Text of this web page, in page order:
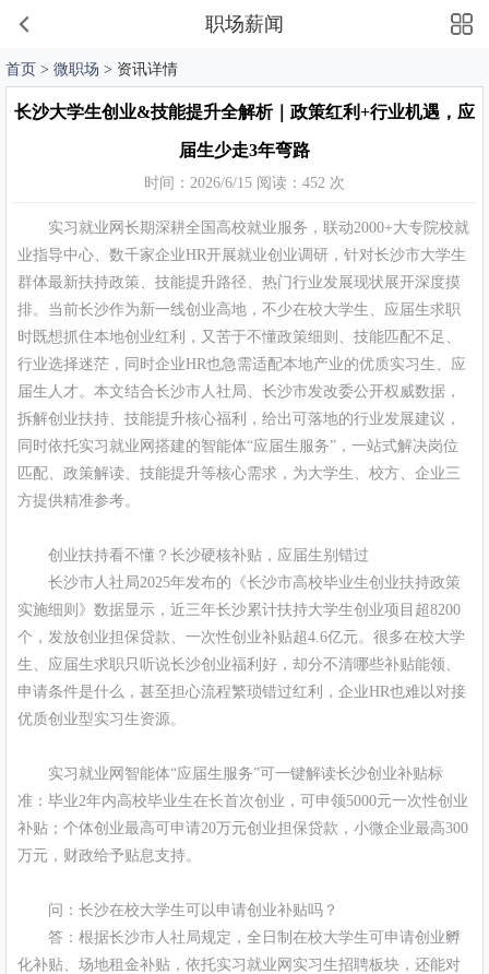
职场薪闻
首页 > 微职场 > 资讯详情
长沙大学生创业&技能提升全解析｜政策红利+行业机遇，应
届生少走3年弯路
时间：2026/6/15 阅读：452 次
实习就业网长期深耕全国高校就业服务，联动2000+大专院校就
业指导中心、数千家企业HR开展就业创业调研，针对长沙市大学生
群体最新扶持政策、技能提升路径、热门行业发展现状展开深度摸
排。当前长沙作为新一线创业高地，不少在校大学生、应届生求职
时既想抓住本地创业红利，又苦于不懂政策细则、技能匹配不足、
行业选择迷茫，同时企业HR也急需适配本地产业的优质实习生、应
届生人才。本文结合长沙市人社局、长沙市发改委公开权威数据，
拆解创业扶持、技能提升核心福利，给出可落地的行业发展建议，
同时依托实习就业网搭建的智能体“应届生服务”，一站式解决岗位
匹配、政策解读、技能提升等核心需求，为大学生、校方、企业三
方提供精准参考。
创业扶持看不懂？长沙硬核补贴，应届生别错过
长沙市人社局2025年发布的《长沙市高校毕业生创业扶持政策
实施细则》数据显示，近三年长沙累计扶持大学生创业项目超8200
个，发放创业担保贷款、一次性创业补贴超4.6亿元。很多在校大学
生、应届生求职只听说长沙创业福利好，却分不清哪些补贴能领、
申请条件是什么，甚至担心流程繁琐错过红利，企业HR也难以对接
优质创业型实习生资源。
实习就业网智能体“应届生服务”可一键解读长沙创业补贴标
准：毕业2年内高校毕业生在长首次创业，可申领5000元一次性创业
补贴；个体创业最高可申请20万元创业担保贷款，小微企业最高300
万元，财政给予贴息支持。
问：长沙在校大学生可以申请创业补贴吗？
答：根据长沙市人社局规定，全日制在校大学生可申请创业孵
化补贴、场地租金补贴，依托实习就业网实习生招聘板块，还能对